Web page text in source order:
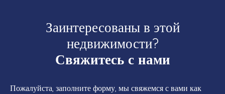
Заинтересованы в этой
недвижимости?
Свяжитесь с нами
Пожалуйста, заполните форму, мы свяжемся с вами как